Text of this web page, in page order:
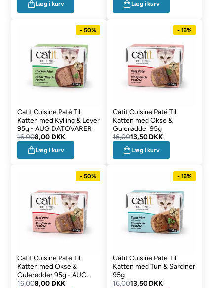
Læg i kurv Læg i kurv
- 50%
Catit Cuisine Paté Til
Katten med Kylling & Lever
95g - AUG DATOVARER
16,008,00 DKK
Læg i kurv
- 16%
Catit Cuisine Paté Til
Katten med Okse &
Gulerødder 95g
16,0013,50 DKK
Læg i kurv
- 50%
Catit Cuisine Paté Til
Katten med Okse &
Gulerødder 95g - AUG
DATOVARER
16,008,00 DKK
- 16%
Catit Cuisine Paté Til
Katten med Tun & Sardiner
95g
16,0013,50 DKK